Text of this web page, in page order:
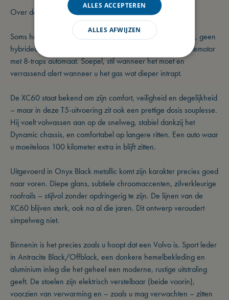
Over deze Volvo XC60
Soms hoeft het allemaal niet zo ingewikkeld. Geen stekker, geen
hybrideconstructie maar gewoon een krachtige T5 benzinemotor
met 8-traps automaat. Soepel, stil wanneer het moet en
verrassend alert wanneer u het gas wat dieper intrapt.
De XC60 staat bekend om zijn comfort, veiligheid en degelijkheid
– maar in deze T5-uitvoering zit ook een prettige dosis souplesse.
Hij voelt volwassen aan op de snelweg, stabiel dankzij het
Dynamic chassis, en comfortabel op langere ritten. Een auto waar
u moeiteloos 100 kilometer extra in blijft zitten.
Uitgevoerd in Onyx Black metallic komt zijn karakter precies goed
naar voren. Diepe glans, subtiele chroomaccenten, zilverkleurige
roofrails – stijlvol zonder opdringerig te zijn. De lijnen van de
XC60 blijven sterk, ook na al die jaren. Dit ontwerp veroudert
simpelweg niet.
Binnenin is het precies zoals u hoopt dat een Volvo is. Sport leder
in Antracite Black/Offblack, een donkere hemelbekleding en
aluminium inleg die het geheel een moderne, rustige uitstraling
geeft. De stoelen zijn elektrisch verstelbaar (beide voorin),
voorzien van verwarming en – zoals u mag verwachten – zitten
ALLES ACCEPTEREN
ALLES AFWIJZEN